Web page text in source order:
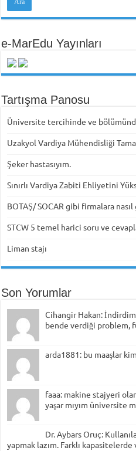
e-MarEdu Yayınları
Tartışma Panosu
Üniversite tercihinde ve
Uzakyol Vardiya Mühendisliği
Şeker hastasıyım.
Sınırlı Vardiya Zabiti Ehliyetini
BOTAŞ/ SOCAR gibi firmalara
STCW 5 temel harici soru ve
Liman stajı
Son Yorumlar
Cihangir Hakan:
bende verdiği problem,
arda1881: bu maaşlar
faaa: makine stajyeri
yaşar mıyım üniversite
Dr. Aybars Oruç:
yapmak lazım. Farklı kapasitelerde